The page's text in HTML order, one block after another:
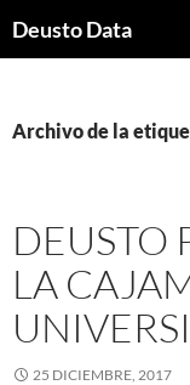
Deusto Data
Archivo de la
DEUSTO
LA
25 DICIEMBRE, 2017